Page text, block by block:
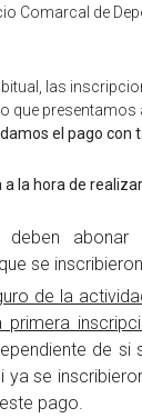
Comarcal de
las
que
el pago con
la hora de
deben
se
de la
primera
de si
ya se
pago.